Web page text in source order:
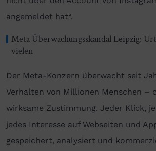
angemeldet hat“.
Meta Überwachungsskandal Leipzig:
vielen
Der Meta-Konzern überwacht seit
Verhalten von Millionen Menschen –
wirksame Zustimmung. Jeder Klick,
jedes Interesse auf Webseiten und
gespeichert, analysiert und